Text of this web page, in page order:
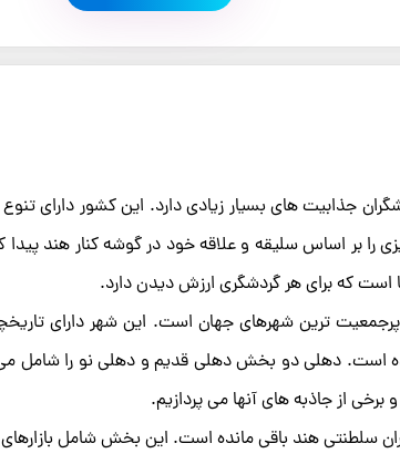
جذابیت های بسیار زیادی دارد. این کشور دارای
را بر اساس سلیقه و علاقه خود در گوشه کنار هند
است که برای هر گردشگری ارزش دیدن دارد.
ترین شهرهای جهان است. این شهر دارای
است. دهلی دو بخش دهلی قدیم و دهلی نو را شامل
از جاذبه های آنها می پردازیم.
سلطنتی هند باقی مانده است. این بخش شامل بازارهای